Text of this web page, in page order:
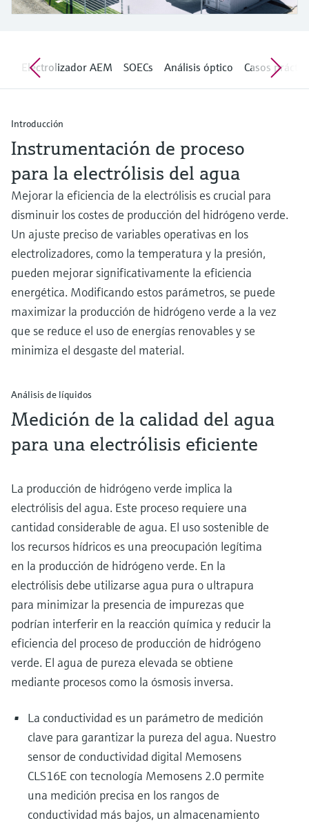
específicas sobre los productos.
Buscador de repuestos
código de pedido o número de serie
electromecánico
microondas
Ver todos
Memosens technology
Ver todos
la transparencia de los procesos
sólida y fundamentada
Análisis óptico Casos prácticos Historias relacionadas
Introducción
Instrumentación de proceso
para la electrólisis del agua
Mejorar la eficiencia de la electrólisis es crucial para
disminuir los costes de producción del hidrógeno verde.
Un ajuste preciso de variables operativas en los
electrolizadores, como la temperatura y la presión,
pueden mejorar significativamente la eficiencia
energética. Modificando estos parámetros, se puede
maximizar la producción de hidrógeno verde a la vez
que se reduce el uso de energías renovables y se
minimiza el desgaste del material.
Análisis de líquidos
Medición de la calidad del agua
para una electrólisis eficiente
La producción de hidrógeno verde implica la
electrólisis del agua. Este proceso requiere una
cantidad considerable de agua. El uso sostenible de
los recursos hídricos es una preocupación legítima
en la producción de hidrógeno verde. En la
electrólisis debe utilizarse agua pura o ultrapura
para minimizar la presencia de impurezas que
podrían interferir en la reacción química y reducir la
eficiencia del proceso de producción de hidrógeno
verde. El agua de pureza elevada se obtiene
mediante procesos como la ósmosis inversa.
La conductividad es un parámetro de medición
clave para garantizar la pureza del agua. Nuestro
sensor de conductividad digital Memosens
CLS16E con tecnología Memosens 2.0 permite
una medición precisa en los rangos de
conductividad más bajos, un almacenamiento